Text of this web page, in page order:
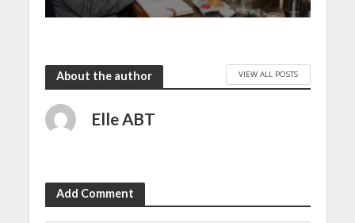
About the author VIEW ALL POSTS
Elle ABT
Add Comment